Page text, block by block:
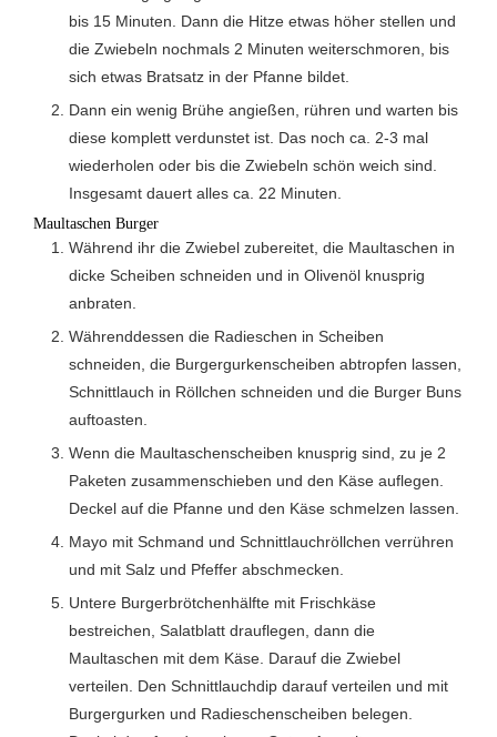
bis 15 Minuten. Dann die Hitze etwas höher stellen und
die Zwiebeln nochmals 2 Minuten weiterschmoren, bis
sich etwas Bratsatz in der Pfanne bildet.
Dann ein wenig Brühe angießen, rühren und warten bis
diese komplett verdunstet ist. Das noch ca. 2-3 mal
wiederholen oder bis die Zwiebeln schön weich sind.
Insgesamt dauert alles ca. 22 Minuten.
Maultaschen Burger
Während ihr die Zwiebel zubereitet, die Maultaschen in
dicke Scheiben schneiden und in Olivenöl knusprig
anbraten.
Währenddessen die Radieschen in Scheiben
schneiden, die Burgergurkenscheiben abtropfen lassen,
Schnittlauch in Röllchen schneiden und die Burger Buns
auftoasten.
Wenn die Maultaschenscheiben knusprig sind, zu je 2
Paketen zusammenschieben und den Käse auflegen.
Deckel auf die Pfanne und den Käse schmelzen lassen.
Mayo mit Schmand und Schnittlauchröllchen verrühren
und mit Salz und Pfeffer abschmecken.
Untere Burgerbrötchenhälfte mit Frischkäse
bestreichen, Salatblatt drauflegen, dann die
Maultaschen mit dem Käse. Darauf die Zwiebel
verteilen. Den Schnittlauchdip darauf verteilen und mit
Burgergurken und Radieschenscheiben belegen.